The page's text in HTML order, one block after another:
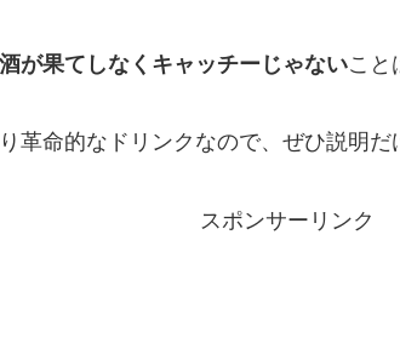
が果てしなくキャッチーじゃないこと
革命的なドリンクなので、ぜひ説明だ
スポンサーリンク